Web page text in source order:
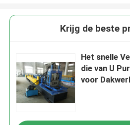
Krijg de beste
Het snelle
die van U
voor